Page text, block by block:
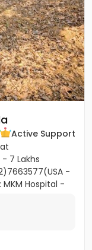
Active Support
7 Lakhs
-
Hospital -